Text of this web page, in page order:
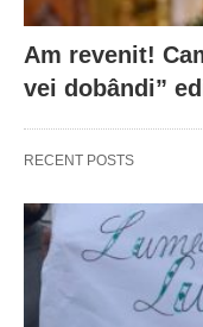
Am revenit!
vei dobândi”
RECENT POSTS